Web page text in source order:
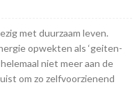
met duurzaam leven.
opwekten als ‘geiten-
niet meer aan de
om zo zelfvoorzienend